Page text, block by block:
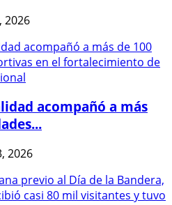
2026
acompañó a más
2026